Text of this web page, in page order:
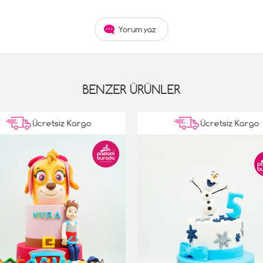
Yorum yaz
BENZER ÜRÜNLER
Ücretsiz Kargo Ücretsiz Kargo